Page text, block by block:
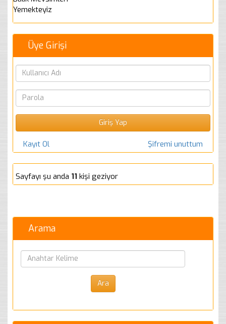
Yemekteyiz
Üye Girişi
Kayıt Ol Şifremi unuttum
Sayfayı şu anda 11 kişi geziyor
Arama